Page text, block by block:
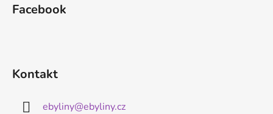
Facebook
Kontakt
ebyliny@ebyliny.cz